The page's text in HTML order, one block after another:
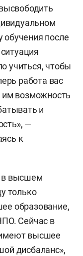
после
учиться, чтобы
работа вас
им возможность
и
—
к
в высшем
только
образование,
Сейчас в
высшее
дисбаланс»,